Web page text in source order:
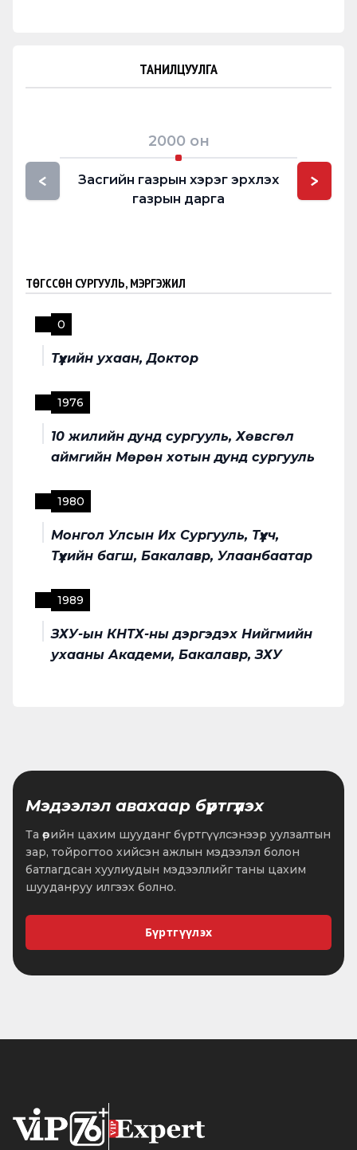
ТАНИЛЦУУЛГА
<
2000он
Засгийн газрын хэрэг эрхлэх
газрын дарга
>
ТӨГССӨН СУРГУУЛЬ, МЭРГЭЖИЛ
0
Түүхийн ухаан, Доктор
1976
10 жилийн дунд сургууль, Хөвсгөл
аймгийн Мөрөн хотын дунд сургууль
1980
Монгол Улсын Их Сургууль, Түүхч,
Түүхийн багш, Бакалавр, Улаанбаатар
1989
ЗХУ-ын КНТХ-ны дэргэдэх Нийгмийн
ухааны Академи, Бакалавр, ЗХУ
Мэдээлэл авахаар бүртгүүлэх
Та өөрийн цахим шууданг бүртгүүлсэнээр уулзалтын
зар, тойрогтоо хийсэн ажлын мэдээлэл болон
батлагдсан хуулиудын мэдээллийг таны цахим
шууданруу илгээх болно.
Бүртгүүлэх